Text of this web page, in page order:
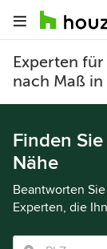
Experten
nach Maß
Finden
Nähe
Beantworten
Experten, die